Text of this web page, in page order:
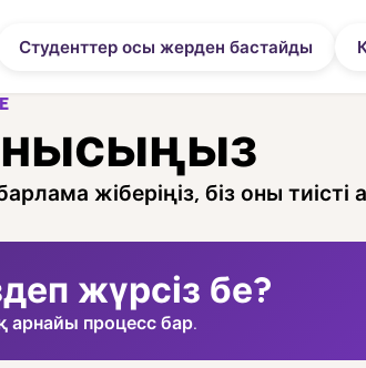
Студенттер осы жерден бастайды
жіберіңіз, біз оны
жүрсіз бе?
арнайы процесс бар.